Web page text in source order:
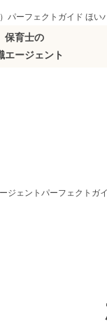
パーフェクトガイド ほい
保育士の
エージェント
ジェントパーフェクトガ